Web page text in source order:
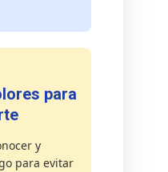
para
y
para evitar